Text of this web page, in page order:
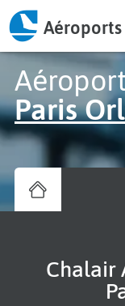
Aéroports
Aéroport
Paris
Chalair Aviation à l'aéroport